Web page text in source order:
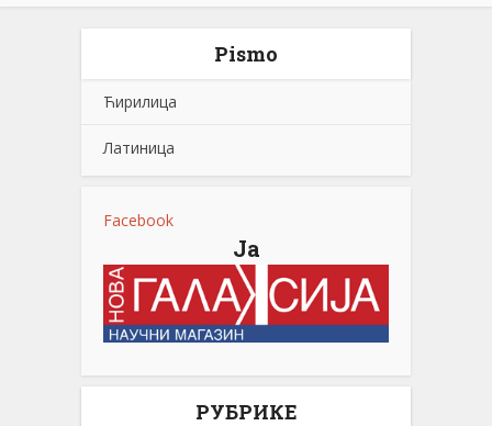
Pismo
Ћирилица
Латиница
Facebook
Ја
РУБРИКЕ